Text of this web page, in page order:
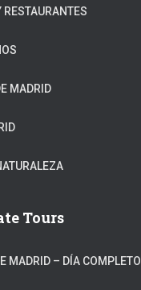
MADRID
Tours
MADRID – DÍA COMPLETO